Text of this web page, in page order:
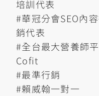
培訓代表
#華冠分會SEO內
銷代表
#全台最大營養師
Cofit
#最準行銷
#賴威翰一對一